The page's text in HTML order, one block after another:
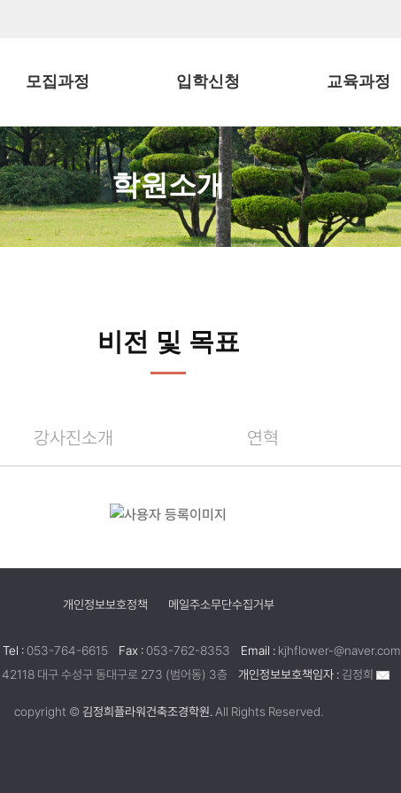
모집과정 입학신청 교육과정
학원소개
비전 및 목표
강사진소개 연혁
개인정보보호정책 메일주소무단수집거부
Tel :053-764-6615 Fax :053-762-8353 Email : kjhflower-@naver.com
42118 대구 수성구 동대구로 273 (범어동) 3층 개인정보보호책임자 : 김정희
copyright © 김정희플라워건축조경학원. All Rights Reserved.